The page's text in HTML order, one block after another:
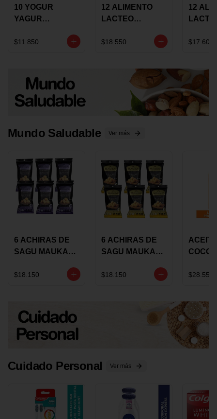
10 YOGUR
YAGUR
150ML SURTIDO
$11.850
12 ALIMENTO
LACTEO
ALQUERIA
$18.550
12
$17.600
Mundo Saludable Ver más
6 ACHIRAS DE
SAGU MAUKA
$18.150
6 ACHIRAS DE
SAGU MAUKA
GRS
$18.150
COCO
150G
$28.550
Cuidado Personal Ver más